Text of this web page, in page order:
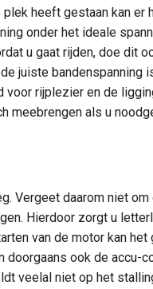
heeft gestaan kan er
onder het ideale
u gaat rijden, doe dit
juiste bandenspanning
rijplezier en de
meebrengen als u
Vergeet daarom niet om
Hierdoor zorgt u
van de motor kan
ook de accu-
veelal niet op het